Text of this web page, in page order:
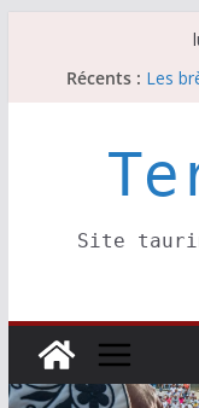
Récents : Les
Site